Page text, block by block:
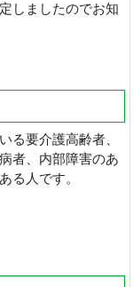
しましたのでお知
る要介護高齢者、
者、内部障害のあ
る人です。